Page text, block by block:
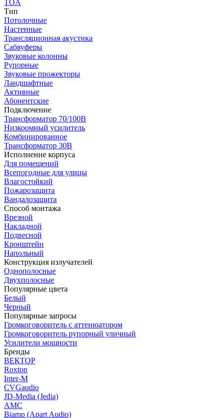
TOA
Тип
Потолочные
Настенные
Трансляционная акустика
Сабвуферы
Звуковые колонны
Рупорные
Звуковые прожекторы
Ландшафтные
Активные
Абонентские
Подключение
Трансформатор 70/100В
Низкоомный усилитель
Комбинированное
Трансформатор 30В
Исполнение корпуса
Для помещений
Всепогодные для улицы
Влагостойкий
Пожарозащита
Вандалозащита
Способ монтажа
Врезной
Накладной
Подвесной
Кронштейн
Напольный
Конструкция излучателей
Однополосные
Двухполосные
Популярные цвета
Белый
Черный
Популярные запросы
Громкоговоритель с аттенюатором
Громкоговоритель рупорный уличный
Усилители мощности
Бренды
ВЕКТОР
Roxton
Inter-M
CVGaudio
JD-Media (Jedia)
AMC
Biamp (Apart Audio)